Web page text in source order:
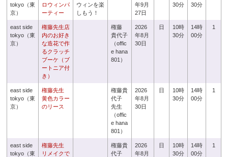
tokyo（東
京）
ロウィンパ
ーティー
ウィンを楽
しもう！
年9月
27日
30分
30分
east side
tokyo（東
京）
権藤先生店
内のお好き
な造花で作
るクラッチ
ブーケ（ブ
ートニア付
き）
権藤
貴代子
（offic
e hana
801）
2026
年8月
30日
日
10時
30分
14時
00分
1
east side
tokyo（東
京）
権藤先生
黄色カラー
のリース
権藤貴
代子
先生
（offic
e hana
801）
2026
年8月
30日
日
10時
30分
14時
00分
1
east side
tokyo（東
権藤先生
リメイクで
権藤貴
代子
2026
年8月
日
10時
30分
14時
00分
1